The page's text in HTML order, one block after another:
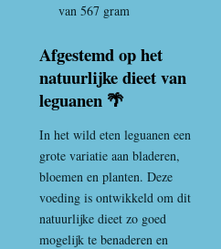
van 567 gram
Afgestemd op het
natuurlijke dieet van
leguanen 🌴
In het wild eten leguanen een
grote variatie aan bladeren,
bloemen en planten. Deze
voeding is ontwikkeld om dit
natuurlijke dieet zo goed
mogelijk te benaderen en